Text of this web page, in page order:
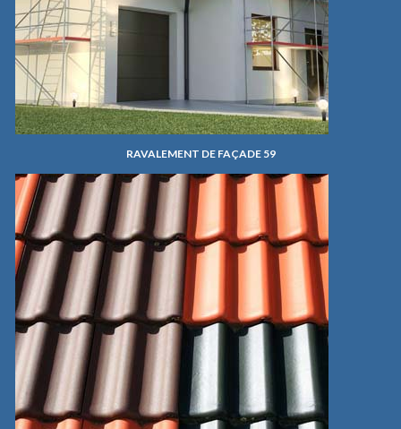
RAVALEMENT DE FAÇADE 59